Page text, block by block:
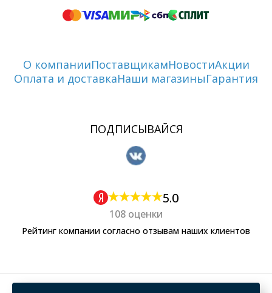
О компанииПоставщикамНовостиАкции
Оплата и доставкаНаши магазиныГарантия
ПОДПИСЫВАЙСЯ
5.0
108 оценки
Рейтинг компании согласно отзывам наших клиентов